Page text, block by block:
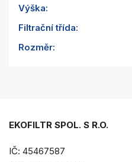
Výška:
Filtrační třída:
Rozměr:
EKOFILTR SPOL. S R.O.
IČ: 45467587